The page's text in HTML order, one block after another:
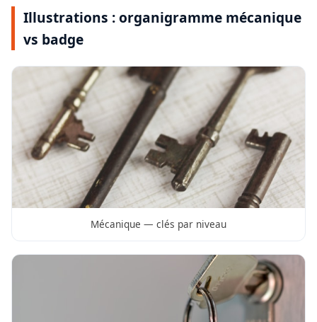
Illustrations : organigramme mécanique
vs badge
Mécanique — clés par niveau